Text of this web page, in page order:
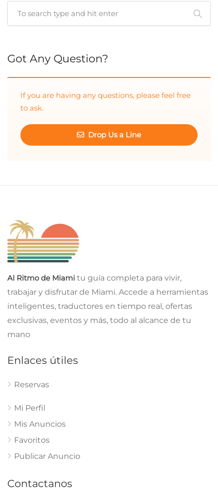
Got Any Question?
If you are having any questions, please feel free
to ask.
Drop Us a Line
Al Ritmo de Miami tu guía completa para vivir,
trabajar y disfrutar de Miami. Accede a herramientas
inteligentes, traductores en tiempo real, ofertas
exclusivas, eventos y más, todo al alcance de tu
mano
Enlaces útiles
Reservas
Mi Perfil
Mis Anuncios
Favoritos
Publicar Anuncio
Contactanos